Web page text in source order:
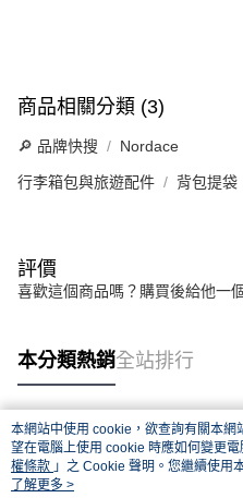
商品相關分類 (3)
🔎 品牌快搜 Nordace
行李箱包與旅遊配件 背包提袋
評價
喜歡這個商品嗎？購買後給他一
本分類熱銷全站排行
熱門標籤
本網站中使用 cookie，欲查詢有關本
望在電腦上使用 cookie 時應如何變更
權條款 」之 Cookie 聲明。您繼續使用
用條款之 Cookie 聲明使用 cookie。
了解更多 >